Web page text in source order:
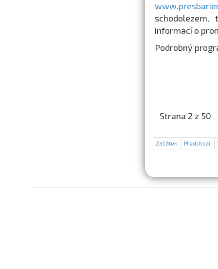
informací o
Podrobný
Strana 2 z 50
Začátek Předchozí